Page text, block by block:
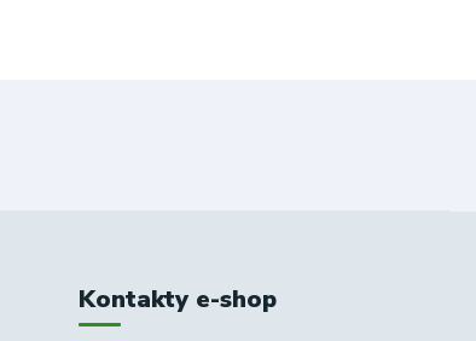
Kontakty e-shop